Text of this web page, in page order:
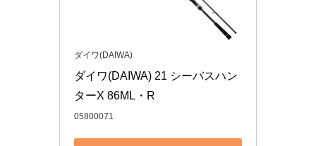
ダイワ(DAIWA)
ダイワ(DAIWA) 21 シーバスハン
ターX 86ML・R
05800071